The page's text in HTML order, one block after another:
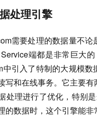
处理引擎
需要处理的数据量不论
端都是非常巨大
中引入了特制的大规模数
写和在线事务。它主要
处理进行了优化，特别
的数据时，这个引擎能